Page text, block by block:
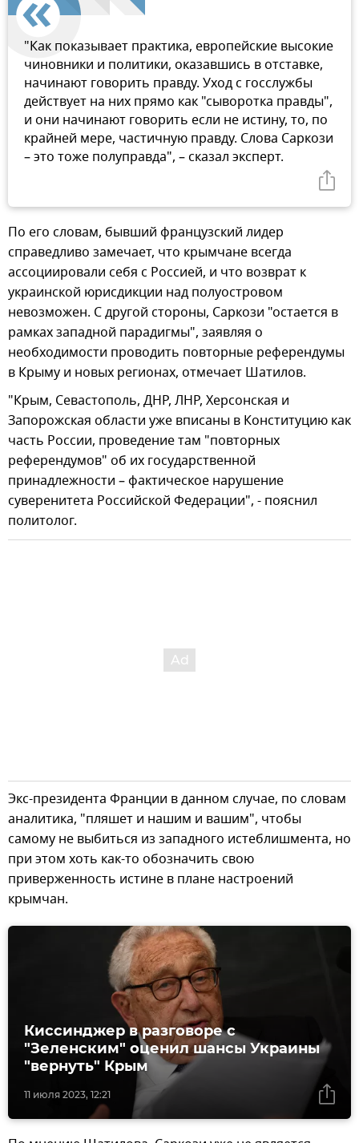
"Как показывает практика, европейские высокие
чиновники и политики, оказавшись в отставке,
начинают говорить правду. Уход с госслужбы
действует на них прямо как "сыворотка правды",
и они начинают говорить если не истину, то, по
крайней мере, частичную правду. Слова Саркози
– это тоже полуправда", – сказал эксперт.
По его словам, бывший французский лидер
справедливо замечает, что крымчане всегда
ассоциировали себя с Россией, и что возврат к
украинской юрисдикции над полуостровом
невозможен. С другой стороны, Саркози "остается в
рамках западной парадигмы", заявляя о
необходимости проводить повторные референдумы
в Крыму и новых регионах, отмечает Шатилов.
"Крым, Севастополь, ДНР, ЛНР, Херсонская и
Запорожская области уже вписаны в Конституцию как
часть России, проведение там "повторных
референдумов" об их государственной
принадлежности – фактическое нарушение
суверенитета Российской Федерации", - пояснил
политолог.
Экс-президента Франции в данном случае, по словам
аналитика, "пляшет и нашим и вашим", чтобы
самому не выбиться из западного истеблишмента, но
при этом хоть как-то обозначить свою
приверженность истине в плане настроений
крымчан.
11 июля 2023, 12:21
Киссинджер в разговоре с
"Зеленским" оценил шансы Украины
"вернуть" Крым